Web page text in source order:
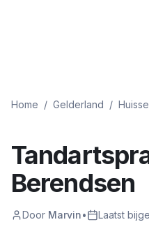
Home / Gelderland /
Berendsen
Door Marvin• Laatst